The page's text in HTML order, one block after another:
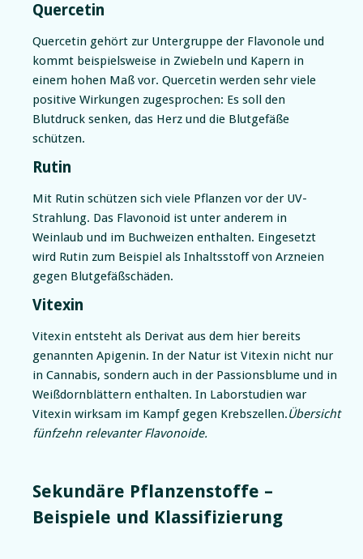
Quercetin
Quercetin gehört zur Untergruppe der Flavonole und
kommt beispielsweise in Zwiebeln und Kapern in
einem hohen Maß vor. Quercetin werden sehr viele
positive Wirkungen zugesprochen: Es soll den
Blutdruck senken, das Herz und die Blutgefäße
schützen.
Rutin
Mit Rutin schützen sich viele Pflanzen vor der UV-
Strahlung. Das Flavonoid ist unter anderem in
Weinlaub und im Buchweizen enthalten. Eingesetzt
wird Rutin zum Beispiel als Inhaltsstoff von Arzneien
gegen Blutgefäßschäden.
Vitexin
Vitexin entsteht als Derivat aus dem hier bereits
genannten Apigenin. In der Natur ist Vitexin nicht nur
in Cannabis, sondern auch in der Passionsblume und in
Weißdornblättern enthalten. In Laborstudien war
Vitexin wirksam im Kampf gegen Krebszellen.Übersicht
fünfzehn relevanter Flavonoide.
Sekundäre Pflanzenstoffe –
Beispiele und Klassifizierung